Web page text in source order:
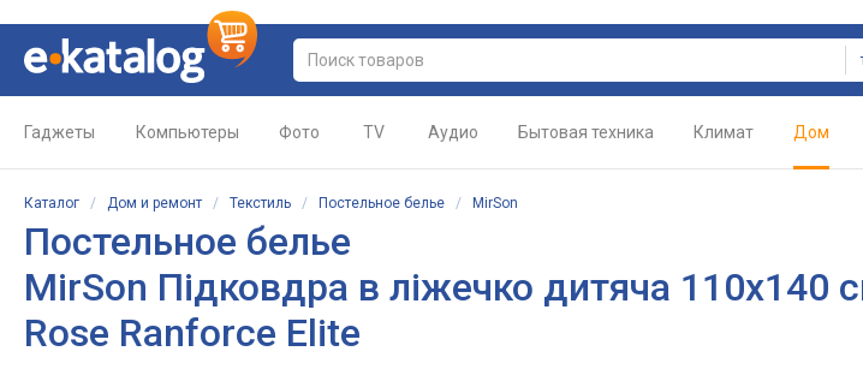
Гаджеты Компьютеры Фото TV Аудио Бытовая техника Климат Дом
Каталог / Дом и ремонт / Текстиль / Постельное белье / MirSon
Постельное белье
MirSon Підковдра в ліжечко дитяча 110x140
Rose Ranforce Elite